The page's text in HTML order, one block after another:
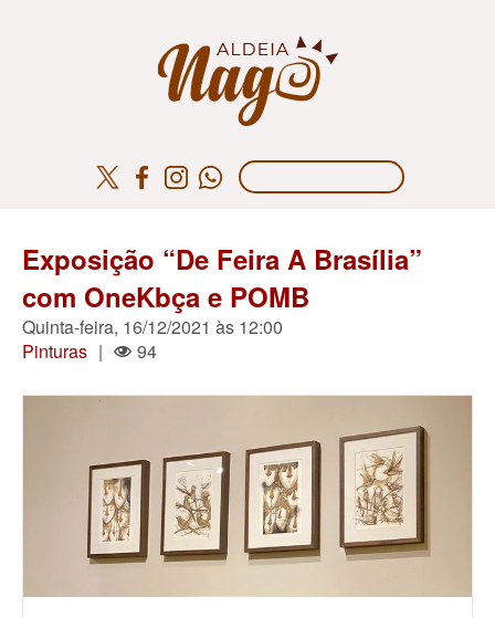
Exposição “De Feira A Brasília”
com OneKbça e POMB
Quinta-feira, 16/12/2021 às 12:00
Pinturas | 94